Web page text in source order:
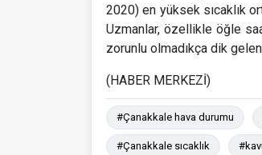
2020) en yüksek sıcaklık
Uzmanlar, özellikle öğle
zorunlu olmadıkça dik gelen
(HABER MERKEZİ)
#Çanakkale hava durumu
#Çanakkale sıcaklık